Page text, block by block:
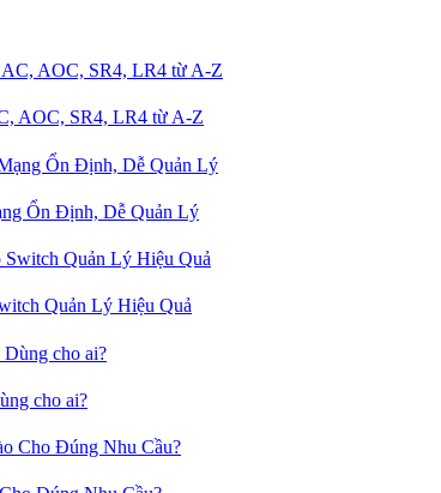
AOC, SR4, LR4 từ A-Z
Ổn Định, Dễ Quản Lý
Quản Lý Hiệu Quả
cho ai?